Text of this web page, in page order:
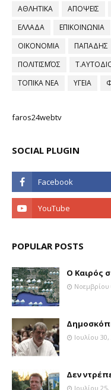
ΑΘΛΗΤΙΚΑ ΑΠΟΨΕΙΣ
ΕΛΛΑΔΑ
ΕΠΙΚΟΙΝΩΝΙΑ
ΟΙΚΟΝΟΜΙΑ
ΠΑΠΑΔΗΣ
ΠΟΛΙΤΙΣΜΌΣ
ΤΟΠΙΚΑ ΝΕΑ
ΥΓΕΙΑ
faros24webtv
SOCIAL PLUGIN
POPULAR POSTS
Ο Καιρός
Νοεμβρίου
Ιουλίου
Δεν
Ιουλίου